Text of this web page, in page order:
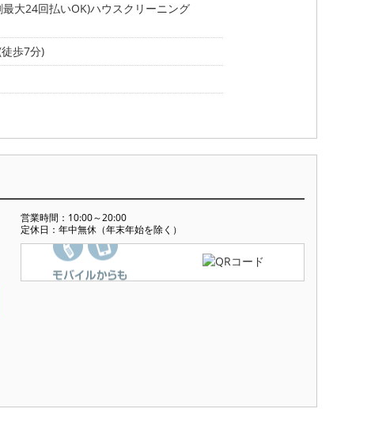
大24回払いOK)ハウスクリーニング
歩7分)
営業時間：10:00～20:00
定休日：年中無休（年末年始を除く）